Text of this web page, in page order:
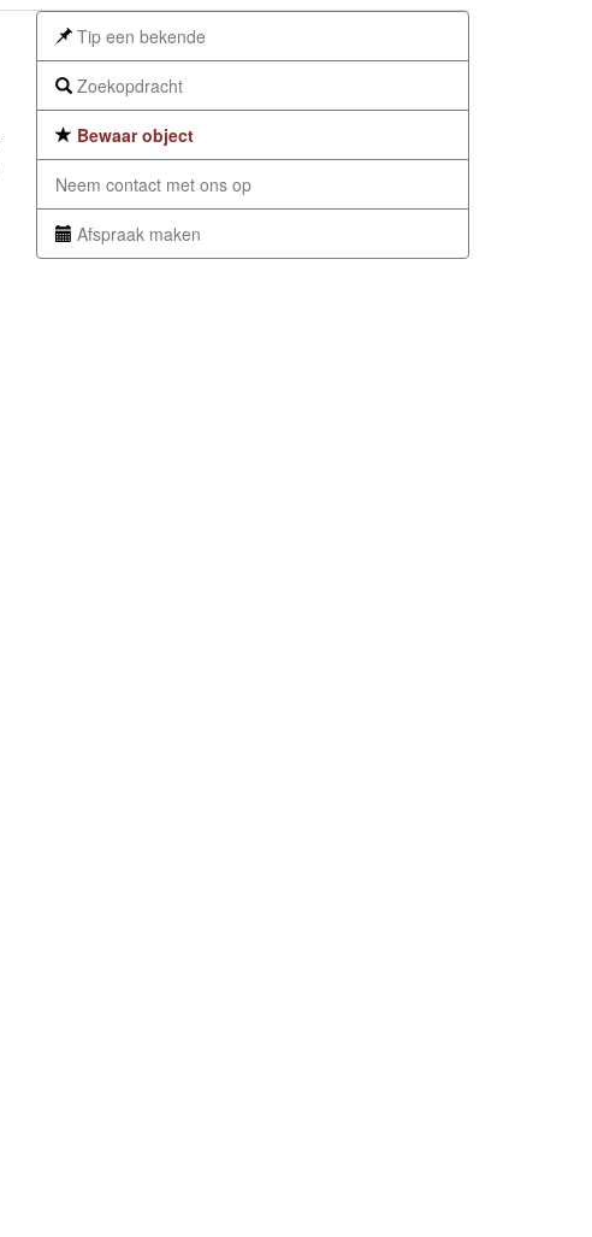
Tip een bekende
Zoekopdracht
Bewaar object
Neem contact met ons op
Afspraak maken